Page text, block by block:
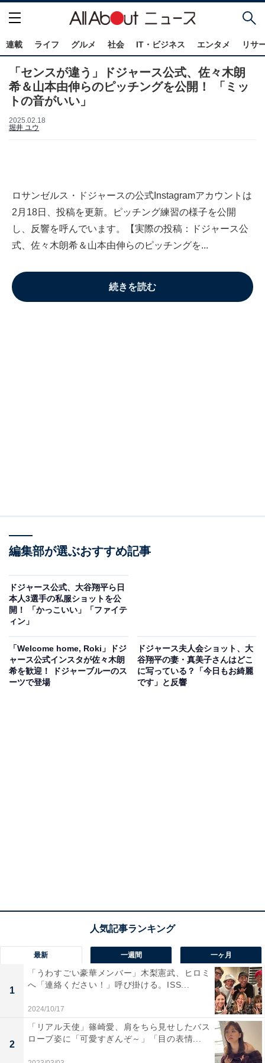
連載 ライフ グルメ 社会 IT・ビジネス エンタメ リサ
「センスが違う」ドジャース公式、佐々木朗
希＆山本由伸らのピッチングを公開！ 「ミッ
トの音がいい」
2025.02.18
堀井 ユウ
ロサンゼルス・ドジャースの公式Instagramアカウントは
2月18日、投稿を更新。ピッチング練習の様子を公開
し、反響を呼んでいます。【実際の投稿：ドジャース公
式、佐々木朗希＆山本由伸らのピッチングを...
続きを読む
編集部が選ぶおすすめ記事
ドジャース公式、大谷翔平ら日
本人3選手の私服ショットを公
開！ 「かっこいい」「ファイテ
ィン」
「Welcome home, Roki」ドジ
ャース公式インスタが佐々木朗
希を歓迎！ ドジャーブルーのス
ーツで登場
ドジャース夫人会ショット、大
谷翔平の妻・真美子さんはどこ
に写っている？「今日もお綺麗
です」と反響
最新 一週間 一ヶ月
1
「うわすごい豪華メンバー」木梨憲武、ヒロミ
へ「連絡ください！」呼び掛ける。ISS...
2024/10/17
2
「リアル天使」篠崎愛、肩をちら見せしたバス
ローブ姿に「可愛すぎんぞ～」「目の表情...